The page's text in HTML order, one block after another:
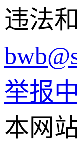
违法
举报
本网